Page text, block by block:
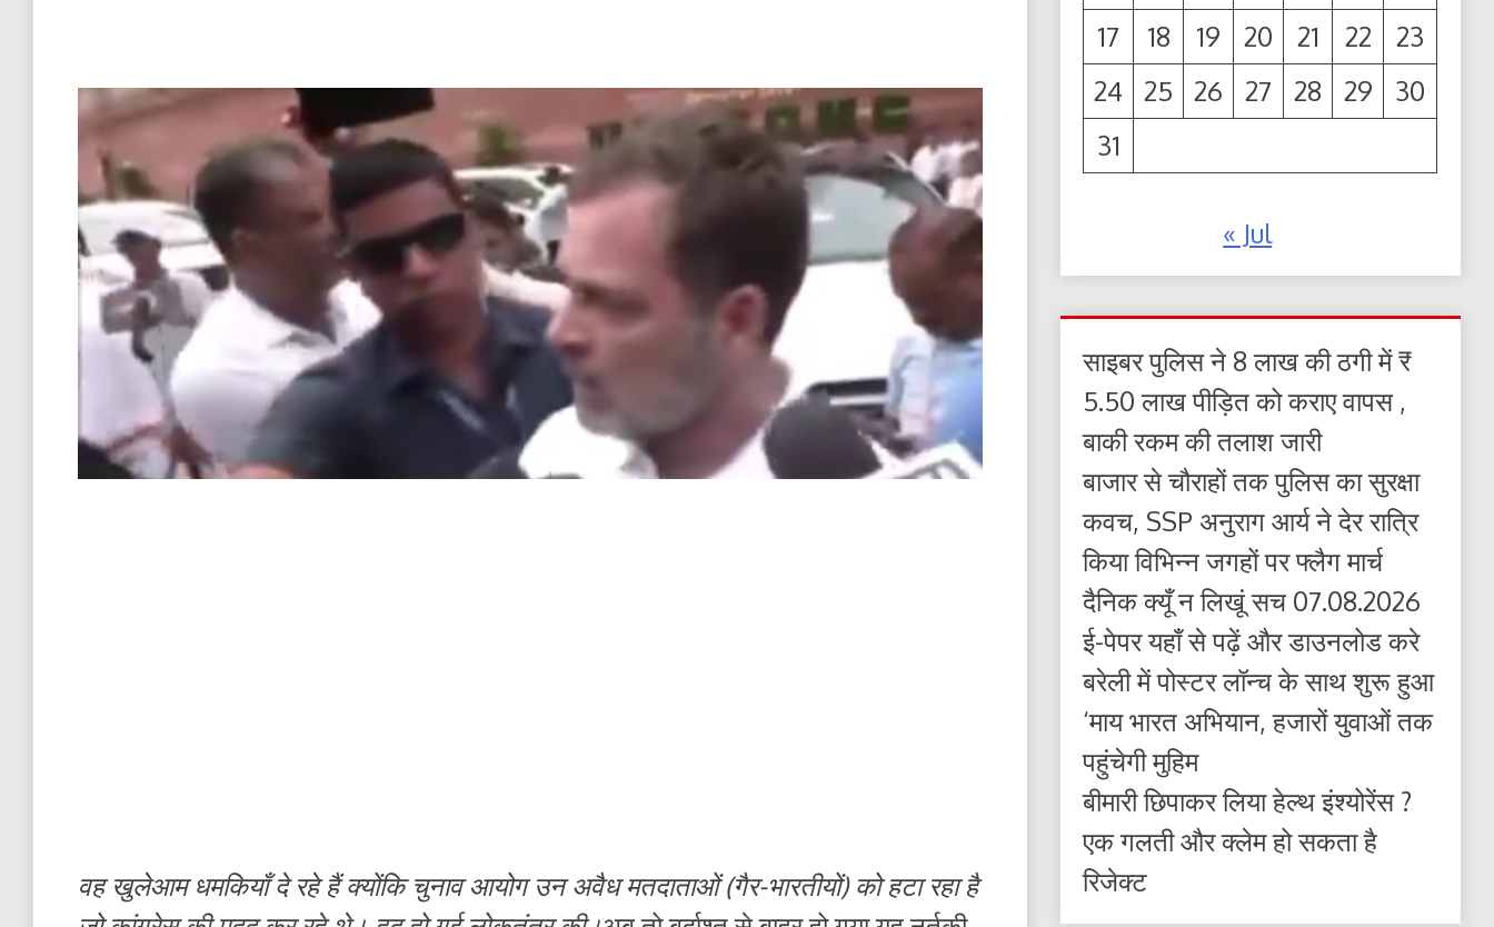
वह खुलेआम धमकियाँ दे रहे हैं क्योंकि चुनाव आयोग उन अवैध मतदाताओं (गैर-भारतीयों) को हटा रहा है
17
18 19 20 21 22
23
24
25 26 27 28 29
30
31
« Jul
साइबर पुलिस ने 8 लाख की ठगी में ₹
5.50 लाख पीड़ित को कराए वापस ,
बाकी रकम की तलाश जारी
बाजार से चौराहों तक पुलिस का सुरक्षा
कवच, SSP अनुराग आर्य ने देर रात्रि
किया विभिन्न जगहों पर फ्लैग मार्च
दैनिक क्यूँ न लिखूं सच 07.08.2026
ई-पेपर यहाँ से पढ़ें और डाउनलोड करे
बरेली में पोस्टर लॉन्च के साथ शुरू हुआ
‘माय भारत अभियान, हजारों युवाओं तक
पहुंचेगी मुहिम
बीमारी छिपाकर लिया हेल्थ इंश्योरेंस ?
एक गलती और क्लेम हो सकता है
रिजेक्ट